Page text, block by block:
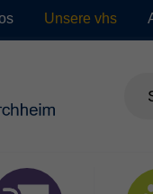
Unsere vhs